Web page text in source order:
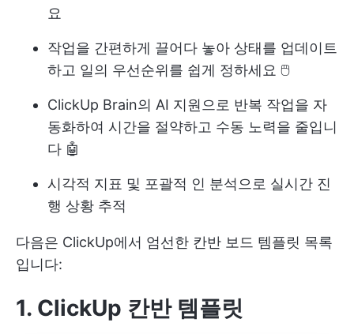
요
작업을 간편하게 끌어다 놓아 상태를 업데이트
하고 일의 우선순위를 쉽게 정하세요 🖱️
ClickUp Brain의 AI 지원으로 반복 작업을 자
동화하여 시간을 절약하고 수동 노력을 줄입니
다 🤖
시각적 지표 및 포괄적 인 분석으로 실시간 진
행 상황 추적
다음은 ClickUp에서 엄선한 칸반 보드 템플릿 목록
입니다:
1. ClickUp 칸반 템플릿